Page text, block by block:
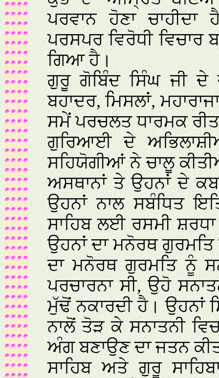
ਪਰਵਾਨ ਹੋਣਾ
ਪਰਸਪਰ ਵਿਰੋਧੀ ਵਿਚਾਰ
ਗਿਆ ਹੈ।
ਗੁਰੂ ਗੋਬਿੰਦ ਸਿੰਘ ਜੀ ਦੇ
ਬਹਾਦਰ, ਮਿਸਲਾਂ,
ਸਮੇਂ ਪਰਚਲਤ ਧਾਰਮਕ
ਗੁਰਿਆਈ ਦੇ
ਸਹਿਯੋਗੀਆਂ ਨੇ ਚਾਲੂ
ਅਸਥਾਨਾਂ ਤੇ ਉਹਨਾਂ ਦੇ
ਉਹਨਾਂ ਨਾਲ ਸਬੰਧਿਤ
ਸਾਹਿਬ ਲਈ ਰਸਮੀ
ਉਹਨਾਂ ਦਾ ਮਨੋਰਥ ਗੁਰਮਤਿ
ਦਾ ਮਨੋਰਥ ਗੁਰਮਤਿ ਨੂੰ
ਪਰਚਾਰਨਾ ਸੀ, ਉਹੋ
ਮੁੱਢੋਂ ਨਕਾਰਦੀ ਹੈ। ਉਹਨਾਂ
ਨਾਲੋਂ ਤੋੜ ਕੇ ਸਨਾਤਨੀ
ਅੰਗ ਬਣਾਉਣ ਦਾ ਜਤਨ
ਸਾਹਿਬ ਅਤੇ ਗੁਰੂ